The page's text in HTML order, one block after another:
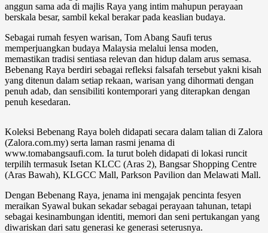
anggun sama ada di majlis Raya yang intim mahupun perayaan
berskala besar, sambil kekal berakar pada keaslian budaya.
Sebagai rumah fesyen warisan, Tom Abang Saufi terus
memperjuangkan budaya Malaysia melalui lensa moden,
memastikan tradisi sentiasa relevan dan hidup dalam arus semasa.
Bebenang Raya berdiri sebagai refleksi falsafah tersebut yakni kisah
yang ditenun dalam setiap rekaan, warisan yang dihormati dengan
penuh adab, dan sensibiliti kontemporari yang diterapkan dengan
penuh kesedaran.
Koleksi Bebenang Raya boleh didapati secara dalam talian di Zalora
(Zalora.com.my) serta laman rasmi jenama di
www.tomabangsaufi.com. Ia turut boleh didapati di lokasi runcit
terpilih termasuk Isetan KLCC (Aras 2), Bangsar Shopping Centre
(Aras Bawah), KLGCC Mall, Parkson Pavilion dan Melawati Mall.
Dengan Bebenang Raya, jenama ini mengajak pencinta fesyen
meraikan Syawal bukan sekadar sebagai perayaan tahunan, tetapi
sebagai kesinambungan identiti, memori dan seni pertukangan yang
diwariskan dari satu generasi ke generasi seterusnya.